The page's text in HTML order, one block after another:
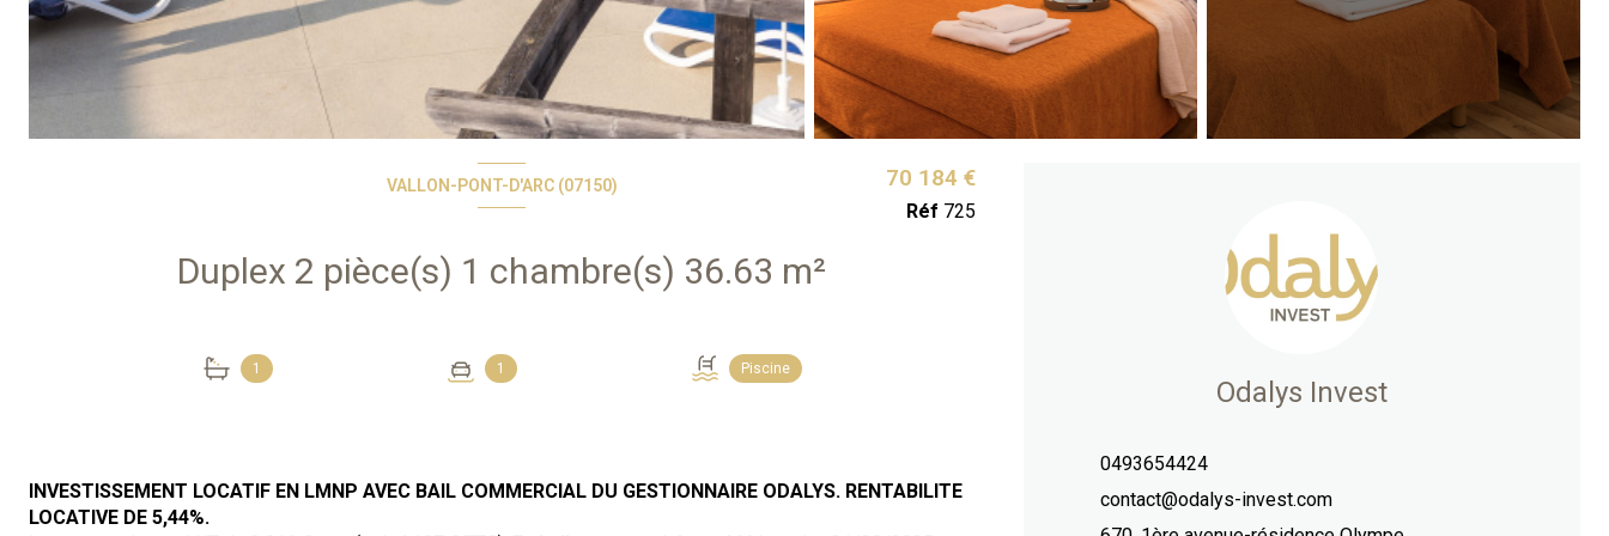
VALLON-PONT-D'ARC (07150)
Duplex 2 pièce(s) 1 chambre(s) 36.63 m²
1 1 Piscine
70 184 €
Réf 725
INVESTISSEMENT LOCATIF EN LMNP AVEC BAIL COMMERCIAL DU GESTIONNAIRE ODALYS. RENTABILITE
LOCATIVE DE 5,44%.
Odalys Invest
0493654424
contact@odalys-invest.com